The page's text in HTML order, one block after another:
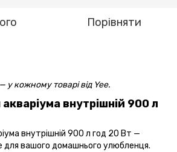
Порівняти
у кожному товарі від Yee.
внутрішній 900 л
внутрішній 900 л год 20 Вт —
для вашого домашнього улюбленця.